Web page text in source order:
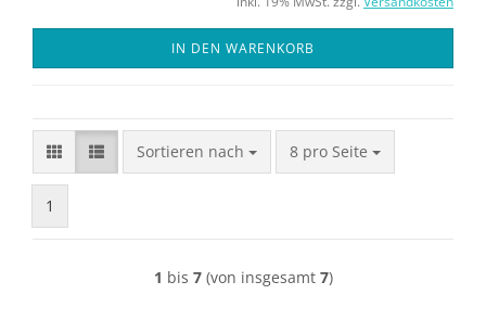
IN DEN WARENKORB
Sortieren nach
Sortieren nach 8 pro Seite
pro Seite
1
1 bis 7(von insgesamt 7)